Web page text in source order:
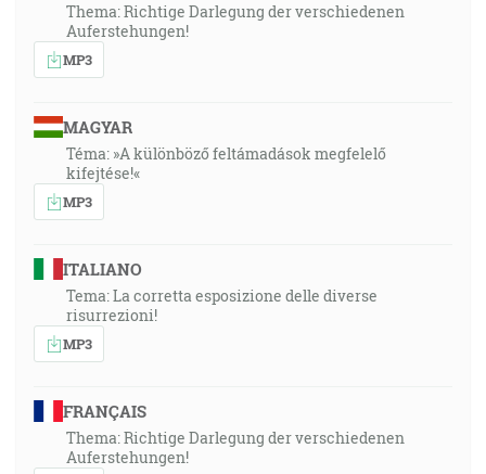
Thema: Richtige Darlegung der verschiedenen
Auferstehungen!
MP3
MAGYAR
Téma: »A különböző feltámadások megfelelő
kifejtése!«
MP3
ITALIANO
Tema: La corretta esposizione delle diverse
risurrezioni!
MP3
FRANÇAIS
Thema: Richtige Darlegung der verschiedenen
Auferstehungen!